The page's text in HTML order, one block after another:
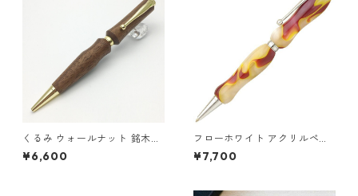
くるみ ウォールナット 銘木ペ
ン ウッド 木のボールペン クロ
スタイプ TWD1703
¥6,600
フローホワイト アクリルペン
WhiteBrown TMA1600
¥7,700